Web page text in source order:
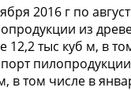
2016 г по
из
тыс куб м, в
том числе в